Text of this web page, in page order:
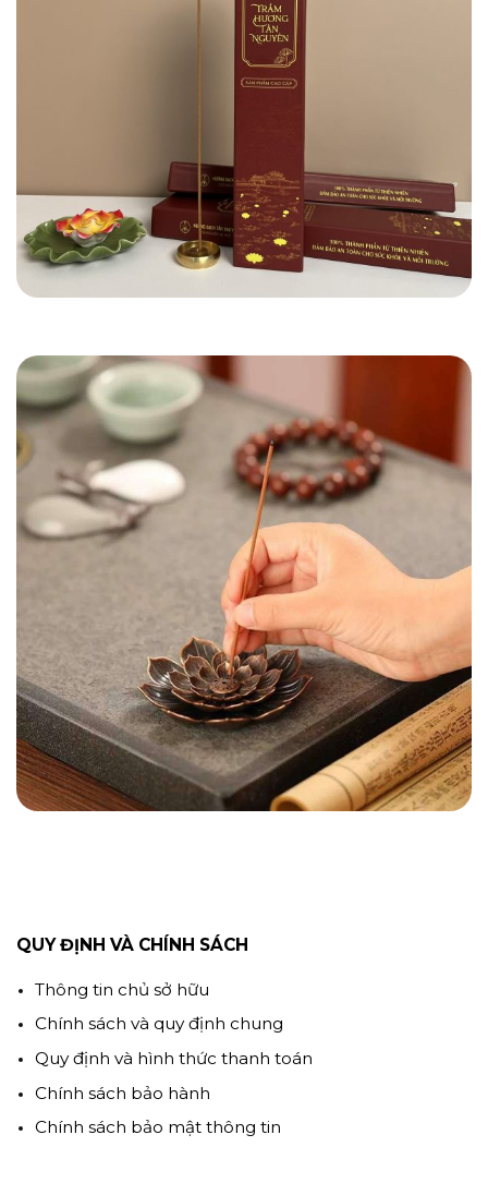
QUY ĐỊNH VÀ CHÍNH SÁCH
Thông tin chủ sở hữu
Chính sách và quy định chung
Quy định và hình thức thanh toán
Chính sách bảo hành
Chính sách bảo mật thông tin